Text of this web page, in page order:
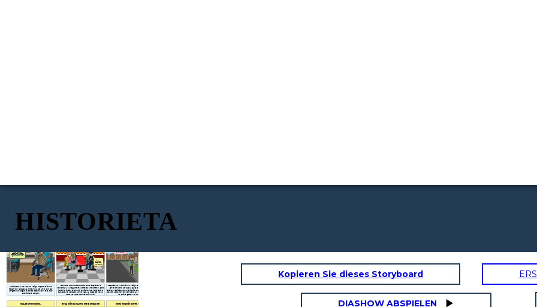
HISTORIETA
MALOS ENTENDIDOS... SITUACIÓN DE CELOS E INSEGURIDADES COMUNICACIÓN ENTRE PAREJA
Un sábado en la tarde un amigo de promoción de
Roberto lo llama para invitarlo a almorzar con sus
amigos del colegio en donde estudiaron. Este muy
emocionado acepta.
Reunidos en un restaurante todos empiezan a
conversar y a preguntarse cómo se encuentran, pero
Roberto recuerda que no le dijo nada a Karla sobre
que estaría ocupado el domingo, ya que siempre lo
hace para que no desconfíe de él.
Después de la reunión, la amiga de Roberto, la cual
apreció mucho porque la apoyó en aquel tiempo
escolar, le pide que la acompañe a la casa de sus tíos,
debido a que no conoce mucho la ciudad de Trujillo y
no quiere gastar en un taxi.
gustaría que vengas
mañana al almuerzo con
algunos de la promoción...
Yo ando muy
bien, estoy
estudiando
Arquitectura.
calles, por favor.
Kopieren Sie dieses Storyboard
DIASHOW ABSPIELEN